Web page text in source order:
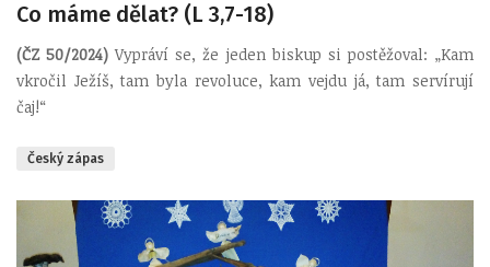
Co máme dělat? (L 3,7-18)
(ČZ 50/2024) Vypráví se, že jeden biskup si postěžoval: „Kam
vkročil Ježíš, tam byla revoluce, kam vejdu já, tam servírují
čaj!“
Český zápas